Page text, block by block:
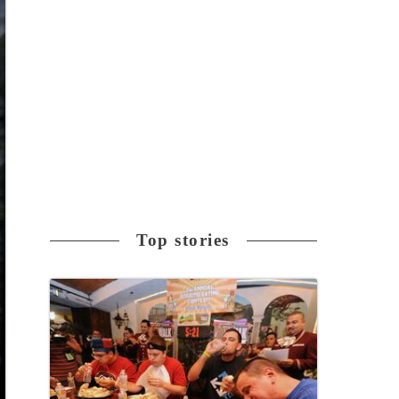
Top stories